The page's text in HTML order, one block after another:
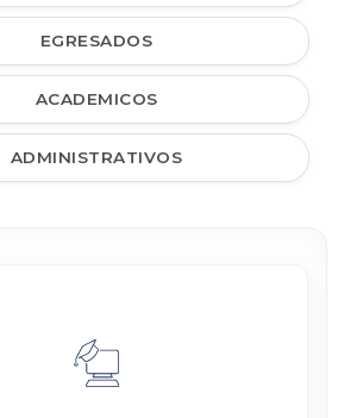
EGRESADOS
ACADEMICOS
ADMINISTRATIVOS